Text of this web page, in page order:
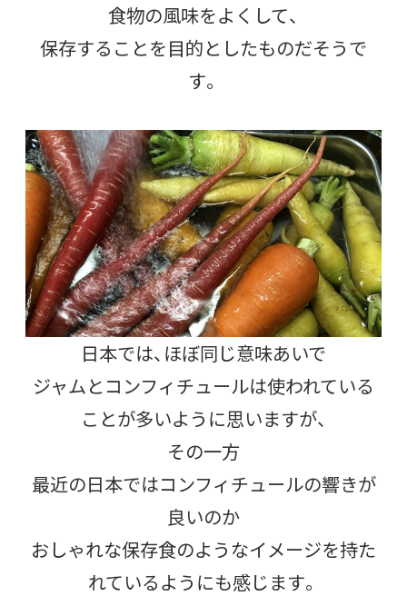
食物の風味をよくして、
保存することを目的としたものだそうで
す。
日本では、ほぼ同じ意味あいで
ジャムとコンフィチュールは使われている
ことが多いように思いますが、
その一方
最近の日本ではコンフィチュールの響きが
良いのか
おしゃれな保存食のようなイメージを持た
れているようにも感じます。